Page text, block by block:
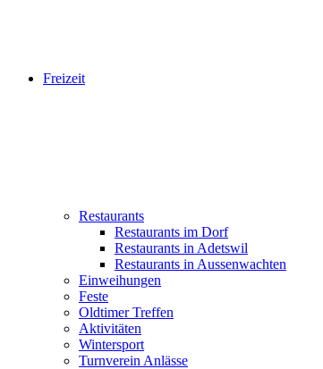
Freizeit
Restaurants
Restaurants im Dorf
Restaurants in Adetswil
Restaurants in Aussenwachten
Einweihungen
Feste
Oldtimer Treffen
Aktivitäten
Wintersport
Turnverein Anlässe